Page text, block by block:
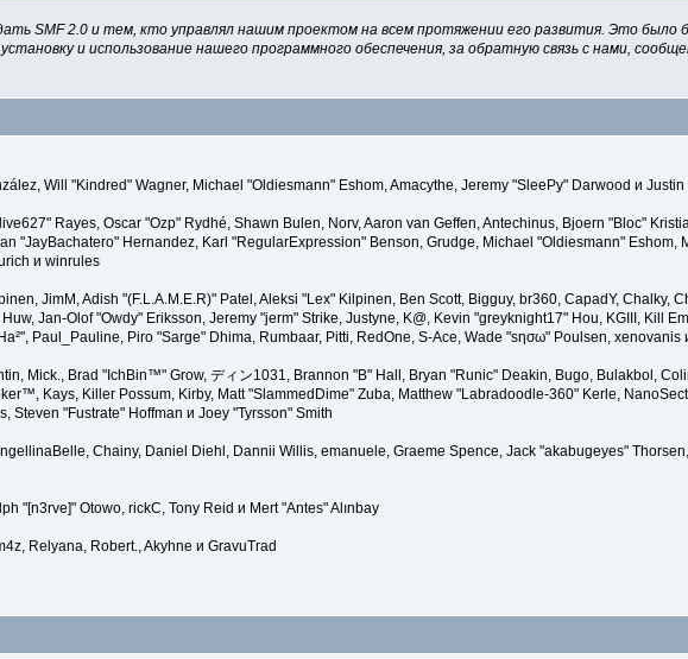
SMF 2.0 и тем, кто управлял нашим проектом на всем протяжении его развития. Это было
и использование нашего программного обеспечения, за обратную связь с нами,
Will "Kindred" Wagner, Michael "Oldiesmann" Eshom, Amacythe, Jeremy "SleePy" Darwood и
Rayes, Oscar "Ozp" Rydhé, Shawn Bulen, Norv, Aaron van Geffen, Antechinus, Bjoern "Bloc"
"JayBachatero" Hernandez, Karl "RegularExpression" Benson, Grudge, Michael "Oldiesmann" Eshom,
и winrules
JimM, Adish "(F.L.A.M.E.R)" Patel, Aleksi "Lex" Kilpinen, Ben Scott, Bigguy, br360, CapadY, Chalky,
Jan-Olof "Owdy" Eriksson, Jeremy "jerm" Strike, Justyne, K@, Kevin "greyknight17" Hou, KGIII, Kill
Paul_Pauline, Piro "Sarge" Dhima, Rumbaar, Pitti, RedOne, S-Ace, Wade "sησω" Poulsen, xenovanis
Mick., Brad "IchBin™" Grow, ディン1031, Brannon "B" Hall, Bryan "Runic" Deakin, Bugo, Bulakbol,
Kays, Killer Possum, Kirby, Matt "SlammedDime" Zuba, Matthew "Labradoodle-360" Kerle,
Steven "Fustrate" Hoffman и Joey "Tyrsson" Smith
Chainy, Daniel Diehl, Dannii Willis, emanuele, Graeme Spence, Jack "akabugeyes"
"[n3rve]" Otowo, rickC, Tony Reid и Mert "Antes" Alınbay
Relyana, Robert., Akyhne и GravuTrad